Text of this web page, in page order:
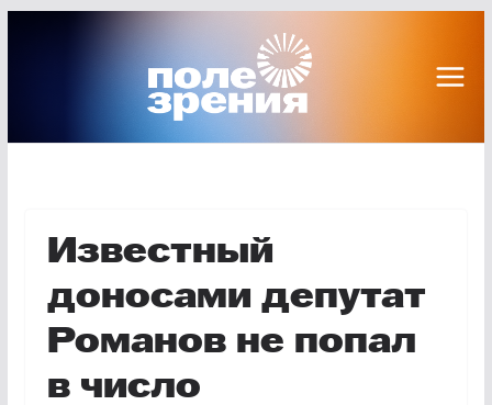
Известный
доносами депутат
Романов не попал
в число